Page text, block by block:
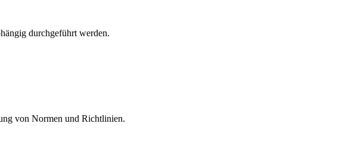
durchgeführt werden.
von Normen und Richtlinien.